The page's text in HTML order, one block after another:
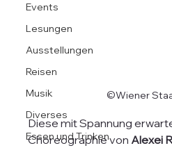
Events
Lesungen
Ausstellungen
Reisen
Musik
Diverses
Essen und Trinken
©Wiener
Diese mit Spannung
Choreographie von Alexei